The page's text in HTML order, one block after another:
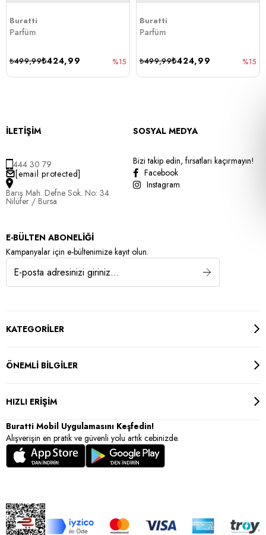
Buratti
Parfüm
₺424,99
₺499,99 %15
Buratti
Parfüm
₺424,99
₺499,99 %15
İLETİŞİM
444 30 79
[email protected]
Barış Mah. Defne Sok. No: 34
Nilüfer / Bursa
SOSYAL MEDYA
Bizi takip edin, fırsatları kaçırmayın!
Facebook
Instagram
E-BÜLTEN ABONELİĞİ
Kampanyalar için e-bültenimize kayıt olun.
KATEGORİLER
ÖNEMLİ BİLGİLER
HIZLI ERİŞİM
Buratti Mobil Uygulamasını Keşfedin!
Alışverişin en pratik ve güvenli yolu artık cebinizde.